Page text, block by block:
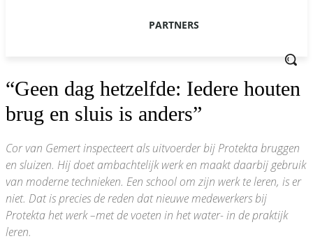
PARTNERS
“Geen dag hetzelfde: Iedere houten
brug en sluis is anders”
Cor van Gemert inspecteert als uitvoerder bij Protekta bruggen
en sluizen. Hij doet ambachtelijk werk en maakt daarbij gebruik
van moderne technieken. Een school om zijn werk te leren, is er
niet. Dat is precies de reden dat nieuwe medewerkers bij
Protekta het werk –met de voeten in het water- in de praktijk
leren.